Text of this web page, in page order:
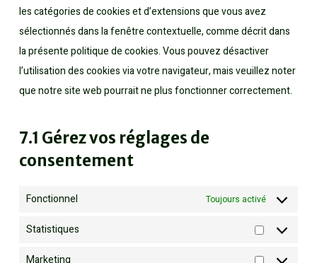
les catégories de cookies et d’extensions que vous avez
sélectionnés dans la fenêtre contextuelle, comme décrit dans
la présente politique de cookies. Vous pouvez désactiver
l’utilisation des cookies via votre navigateur, mais veuillez noter
que notre site web pourrait ne plus fonctionner correctement.
7.1 Gérez vos réglages de
consentement
Fonctionnel Toujours activé
Statistiques
Marketing